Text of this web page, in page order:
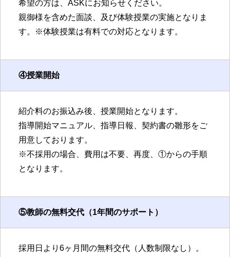
希望の方は、ASKにお知らせください。
親御様を含めた面談、及び体験授業の実施となりま
す。※体験授業は有料での対応となります。
④授業開始
紹介料のお振込み後、授業開始となります。
指導開始マニュアル、指導日報、契約書の雛形をご
用意しております。
※不採用の場合、費用は不要、再度、①からの手順
となります。
⑤教師の無料交代（1年間のサポート）
採用日より6ヶ月間の無料交代（人数制限なし）。